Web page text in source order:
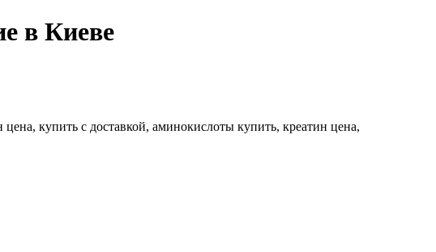
в Киеве
купить с доставкой, аминокислоты купить, креатин цена,